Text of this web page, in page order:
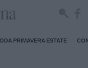
PRIMAVERA ESTATE